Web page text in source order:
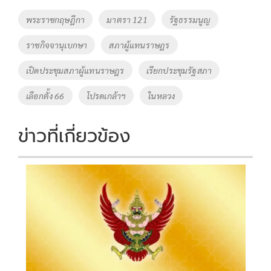
o
o
k
Tags
พระราชกฤษฎีกา มาตรา 121 รัฐธรรมนูญ
ราชกิจจานุเบกษา สภาผู้แทนราษฎร
เปิดประชุมสภาผู้แทนราษฎร เรียกประชุมรัฐสภา
เลือกตั้ง 66 โปรดเกล้าฯ ในหลวง
ข่าวที่เกี่ยวข้อง